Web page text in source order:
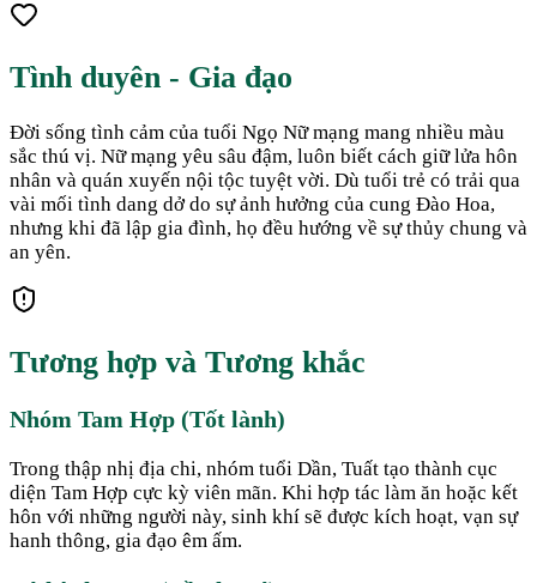
Tình duyên - Gia đạo
Đời sống tình cảm của tuổi Ngọ Nữ mạng mang nhiều màu
sắc thú vị. Nữ mạng yêu sâu đậm, luôn biết cách giữ lửa hôn
nhân và quán xuyến nội tộc tuyệt vời. Dù tuổi trẻ có trải qua
vài mối tình dang dở do sự ảnh hưởng của cung Đào Hoa,
nhưng khi đã lập gia đình, họ đều hướng về sự thủy chung và
an yên.
Tương hợp và Tương khắc
Nhóm Tam Hợp (Tốt lành)
Trong thập nhị địa chi, nhóm tuổi Dần, Tuất tạo thành cục
diện Tam Hợp cực kỳ viên mãn. Khi hợp tác làm ăn hoặc kết
hôn với những người này, sinh khí sẽ được kích hoạt, vạn sự
hanh thông, gia đạo êm ấm.